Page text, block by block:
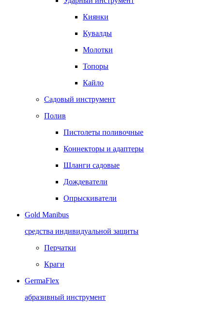
Киянки
Кувалды
Молотки
Топоры
Кайло
Садовый инструмент
Полив
Пистолеты поливочные
Коннекторы и адаптеры
Шланги садовые
Дождеватели
Опрыскиватели
Gold Manibus
средства индивидуальной защиты
Перчатки
Краги
GermaFlex
абразивный инструмент